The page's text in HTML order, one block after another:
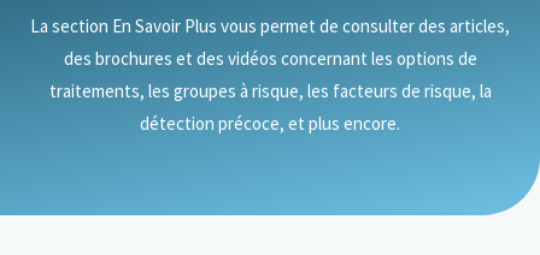
La section En Savoir Plus vous permet de consulter des articles,
des brochures et des vidéos concernant les options de
traitements, les groupes à risque, les facteurs de risque, la
détection précoce, et plus encore.